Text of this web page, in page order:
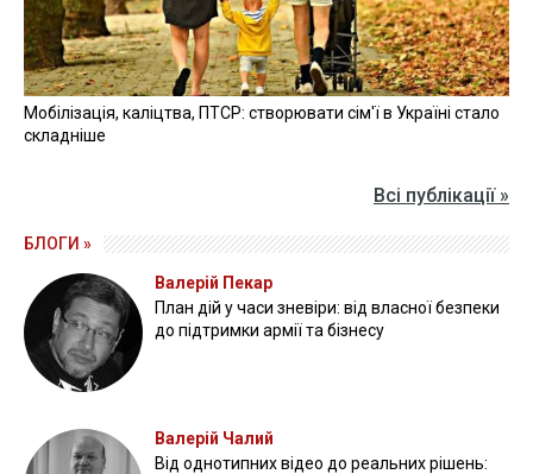
Мобілізація, каліцтва, ПТСР: створювати сім'ї в Україні стало
складніше
Всі публікації »
БЛОГИ »
Валерій Пекар
План дій у часи зневіри: від власної безпеки
до підтримки армії та бізнесу
Валерій Чалий
Від однотипних відео до реальних рішень: